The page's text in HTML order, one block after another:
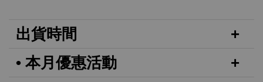
出貨時間
• 本月優惠活動